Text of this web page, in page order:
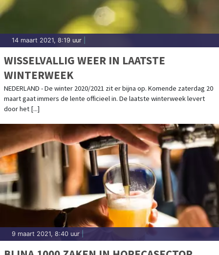
14 maart 2021, 8:19 uur
WISSELVALLIG WEER IN LAATSTE
WINTERWEEK
NEDERLAND - De winter 2020/2021 zit er bijna op. Komende zaterdag 20
maart gaat immers de lente officieel in. De laatste winterweek levert
door het [...]
9 maart 2021, 8:40 uur